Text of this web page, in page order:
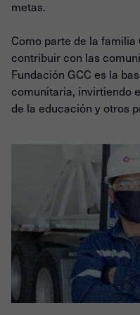
metas.
Como parte de la familia
contribuir con las
Fundación GCC es la
comunitaria, invirtiendo
de la educación y otros